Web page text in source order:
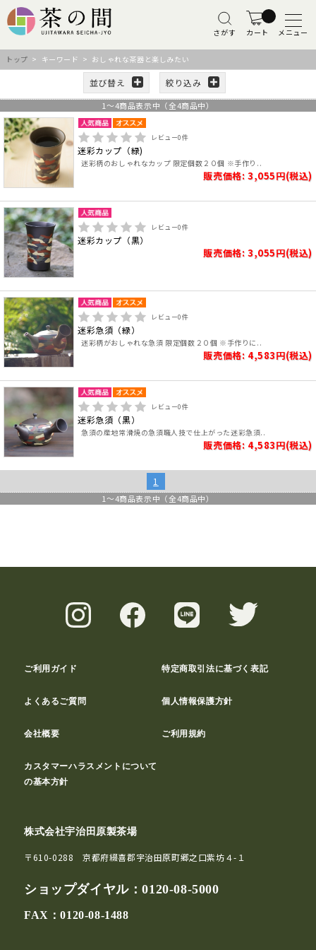
さがす カート メニュー
トップ > キーワード > おしゃれな茶器と楽しみたい
並び替え 絞り込み
1 ～4商品表示中（全4商品中）
レビュー0件
迷彩カップ（緑)
迷彩柄のおしゃれなカップ 限定個数２０個 ※手作り..
販売価格: 3,055円(税込)
レビュー0件
迷彩カップ（黒）
販売価格: 3,055円(税込)
レビュー0件
迷彩急須（緑）
迷彩柄がおしゃれな急須 限定個数２０個 ※手作りに..
販売価格: 4,583円(税込)
レビュー0件
迷彩急須（黒）
急須の産地常滑焼の急須職人技で仕上がった迷彩急須..
販売価格: 4,583円(税込)
1
1 ～4商品表示中（全4商品中）
ご利用ガイド 特定商取引法に基づく表記
よくあるご質問 個人情報保護方針
会社概要 ご利用規約
カスタマーハラスメントについて
の基本方針
株式会社宇治田原製茶場
〒610-0288 京都府綴喜郡宇治田原町郷之口紫坊４-１
ショップダイヤル：0120-08-5000
FAX：0120-08-1488